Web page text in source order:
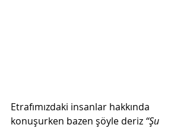
Etrafımızdaki insanlar hakkında
konuşurken bazen şöyle deriz “Şu